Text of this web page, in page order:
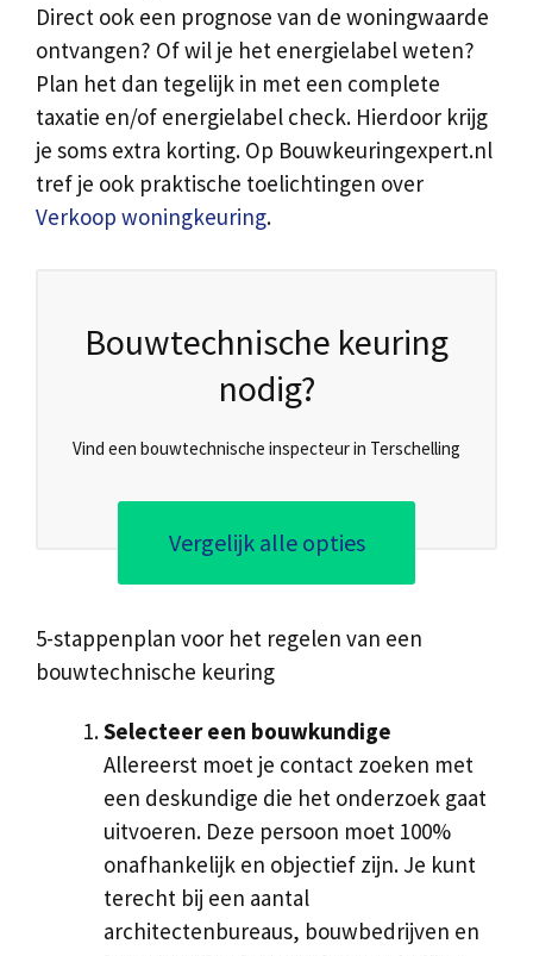
Direct ook een prognose van de woningwaarde
ontvangen? Of wil je het energielabel weten?
Plan het dan tegelijk in met een complete
taxatie en/of energielabel check. Hierdoor krijg
je soms extra korting. Op Bouwkeuringexpert.nl
tref je ook praktische toelichtingen over
Verkoop woningkeuring.
Bouwtechnische keuring
nodig?
Vind een bouwtechnische inspecteur in Terschelling
Vergelijk alle opties
5-stappenplan voor het regelen van een
bouwtechnische keuring
Selecteer een bouwkundige
Allereerst moet je contact zoeken met
een deskundige die het onderzoek gaat
uitvoeren. Deze persoon moet 100%
onafhankelijk en objectief zijn. Je kunt
terecht bij een aantal
architectenbureaus, bouwbedrijven en